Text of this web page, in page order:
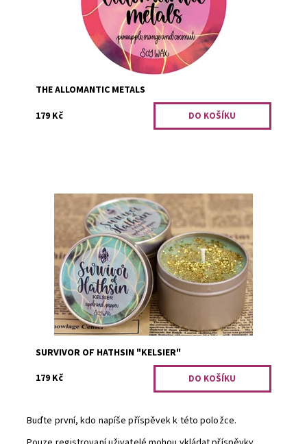
THE ALLOMANTIC METALS
179 Kč
Tato svíčka je dostupná pouze při objednání minimálního
počtu tří kusů. Jablka na pepři.
Dostupnost:
PRO OPRAVDOVÉ FANOUŠKY
Kód:
2386
SURVIVOR OF HATHSIN "KELSIER"
179 Kč
Buďte první, kdo napíše příspěvek k této položce.